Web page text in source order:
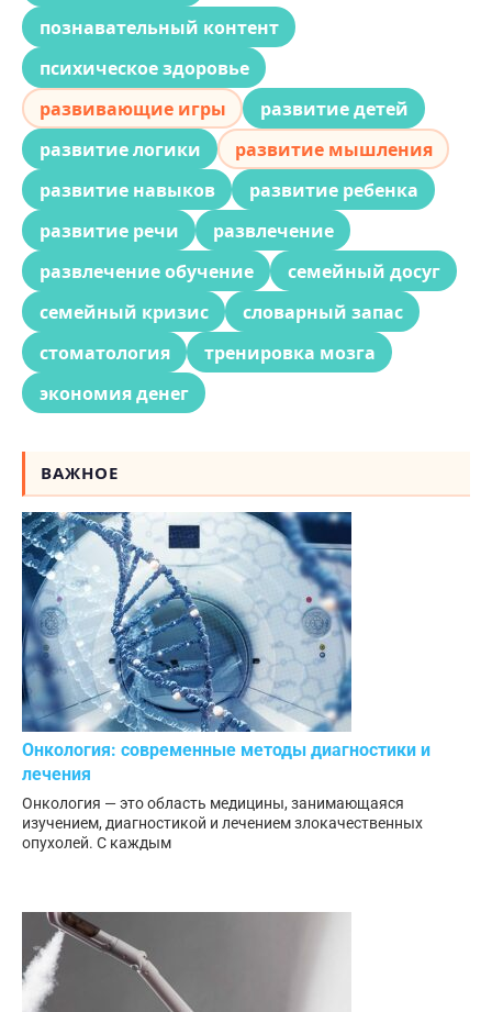
познавательный контент
психическое здоровье
развивающие игры
развитие детей
развитие логики
развитие мышления
развитие навыков
развитие ребенка
развитие речи
развлечение
развлечение обучение
семейный досуг
семейный кризис
словарный запас
стоматология
тренировка мозга
экономия денег
ВАЖНОЕ
Онкология: современные методы диагностики и
лечения
Онкология — это область медицины, занимающаяся
изучением, диагностикой и лечением злокачественных
опухолей. С каждым